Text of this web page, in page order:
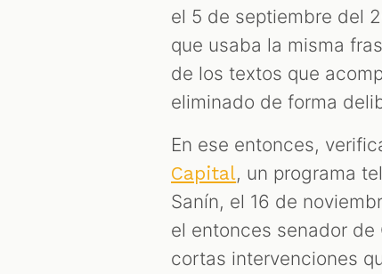
el 5 de septiembre del
que usaba la misma
de los textos que
eliminado de forma
En ese entonces,
Capital, un programa
Sanín, el 16 de
el entonces senador de
cortas intervenciones